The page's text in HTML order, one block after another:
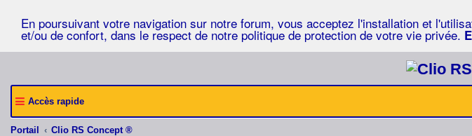
En poursuivant votre navigation sur notre forum, vous acceptez l'installation et
et/ou de confort, dans le respect de notre politique de protection de votre vie privée.
Accès rapide
Portail Clio RS Concept ®